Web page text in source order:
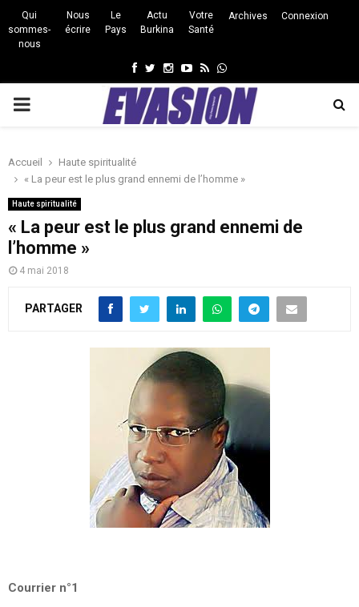
Qui
sommes-
nous
Nous
écrire
Le
Pays
Actu
Burkina
Votre
Santé
Archives Connexion
Facebook
Twitter
Instagram
Youtube
RssWhatsapp
PRIMARY
Accueil
Haute spiritualité
« La peur est le plus grand ennemi de l’homme »
Haute spiritualité
« La peur est le plus grand ennemi de
l’homme »
4 mai 2018
PARTAGER
Courrier n°1